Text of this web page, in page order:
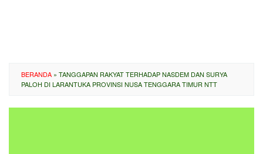
BERANDA » TANGGAPAN RAKYAT TERHADAP NASDEM DAN SURYA
PALOH DI LARANTUKA PROVINSI NUSA TENGGARA TIMUR NTT